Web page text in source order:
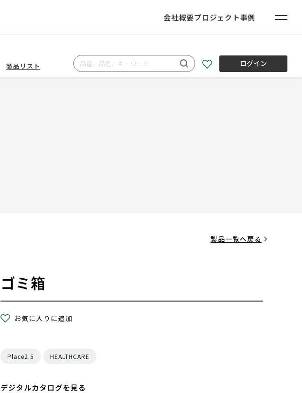
会社概要プロジェクト事例
製品リスト ログイン
製品一覧へ戻る
ゴミ箱
お気に入りに追加
Place2.5 HEALTHCARE
デジタルカタログを見る